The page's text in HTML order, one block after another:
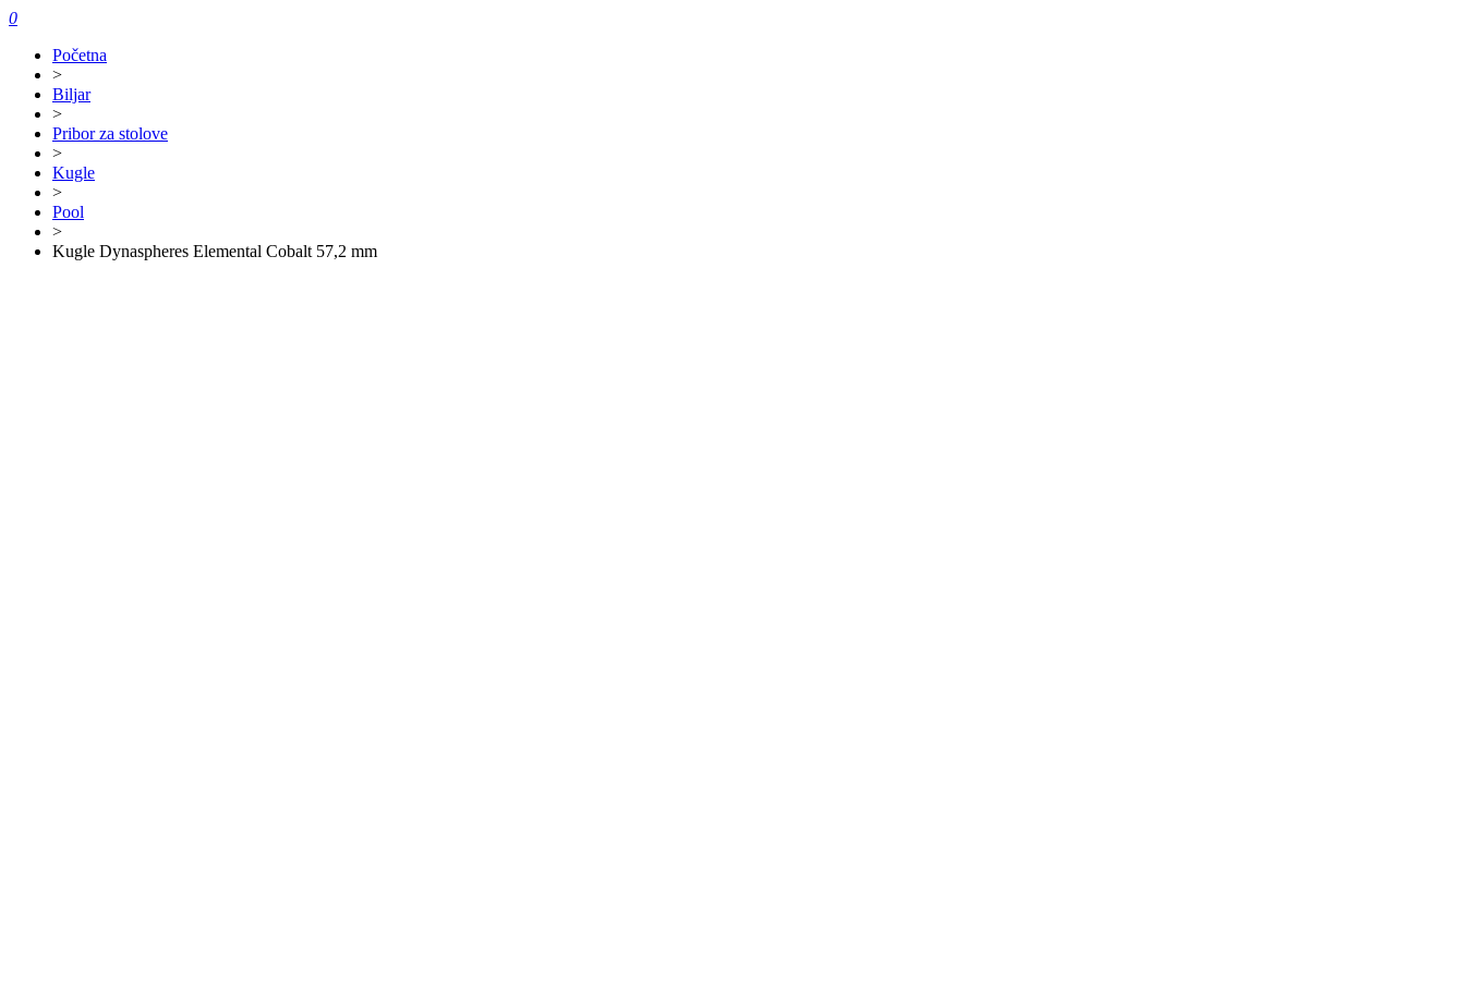
0
Početna
>
Biljar
>
Pribor za stolove
>
Kugle
>
Pool
>
Kugle Dynaspheres Elemental Cobalt 57,2 mm